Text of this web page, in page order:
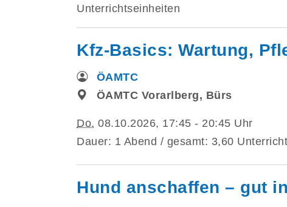
Unterrichtseinheiten
Kfz-Basics: Wartung,
ÖAMTC
ÖAMTC Vorarlberg, Bürs
Do. 08.10.2026, 17:45 - 20:45 Uhr
Dauer: 1 Abend / gesamt: 3,60
Hund anschaffen – gut